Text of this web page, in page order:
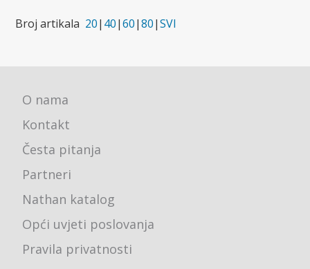
Broj artikala 20| 40|60|80|SVI
O nama
Kontakt
Česta pitanja
Partneri
Nathan katalog
Opći uvjeti poslovanja
Pravila privatnosti